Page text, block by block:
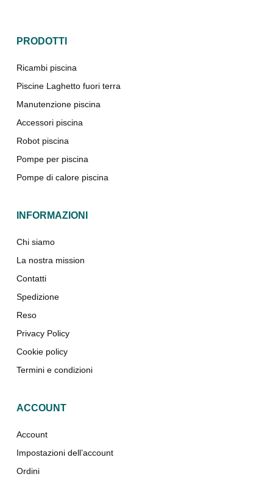
PRODOTTI
Ricambi piscina
Piscine Laghetto fuori terra
Manutenzione piscina
Accessori piscina
Robot piscina
Pompe per piscina
Pompe di calore piscina
INFORMAZIONI
Chi siamo
La nostra mission
Contatti
Spedizione
Reso
Privacy Policy
Cookie policy
Termini e condizioni
ACCOUNT
Account
Impostazioni dell’account
Ordini